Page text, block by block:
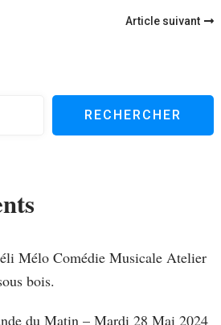
Article suivant
RECHERCHER
Mélo Comédie Musicale Atelier
bois.
du Matin – Mardi 28 Mai 2024